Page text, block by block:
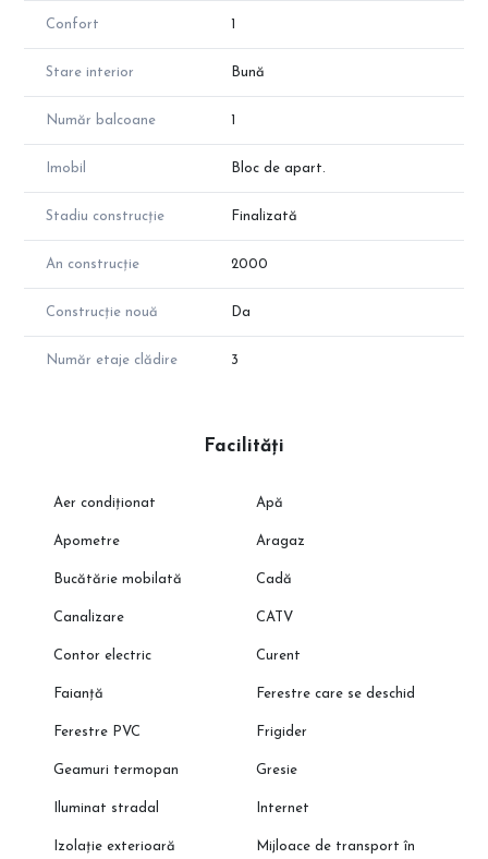
Confort
Stare interior Bună
Număr balcoane
Imobil Bloc de apart.
Stadiu construcție Finalizată
An construcție 2000
Construcție nouă Da
Număr etaje clădire 3
Facilități
Aer condiționat Apă
Apometre Aragaz
Bucătărie mobilată Cadă
Canalizare CATV
Contor electric Curent
Faianță Ferestre care se deschid
Ferestre PVC Frigider
Geamuri termopan Gresie
Iluminat stradal Internet
Izolație exterioară
Mijloace de transport în